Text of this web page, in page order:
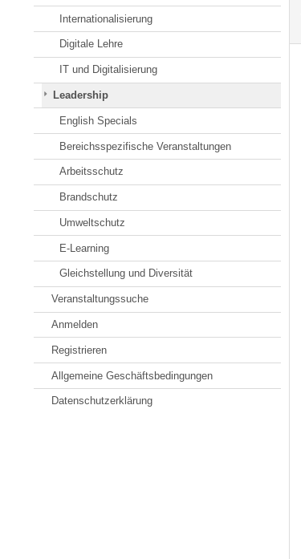
Internationalisierung
Digitale Lehre
IT und Digitalisierung
Leadership
English Specials
Bereichsspezifische Veranstaltungen
Arbeitsschutz
Brandschutz
Umweltschutz
E-Learning
Gleichstellung und Diversität
Veranstaltungssuche
Anmelden
Registrieren
Allgemeine Geschäftsbedingungen
Datenschutzerklärung